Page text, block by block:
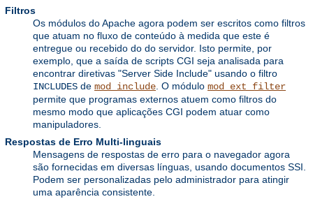
Filtros
Os módulos do Apache agora podem ser escritos como filtros
que atuam no fluxo de conteúdo à medida que este é
entregue ou recebido do do servidor. Isto permite, por
exemplo, que a saída de scripts CGI seja analisada para
encontrar diretivas "Server Side Include" usando o filtro
INCLUDES de mod_include . O módulo mod_ext_filter
permite que programas externos atuem como filtros do
mesmo modo que aplicações CGI podem atuar como
manipuladores.
Respostas de Erro Multi-linguais
Mensagens de respostas de erro para o navegador agora
são fornecidas em diversas línguas, usando documentos SSI.
Podem ser personalizadas pelo administrador para atingir
uma aparência consistente.